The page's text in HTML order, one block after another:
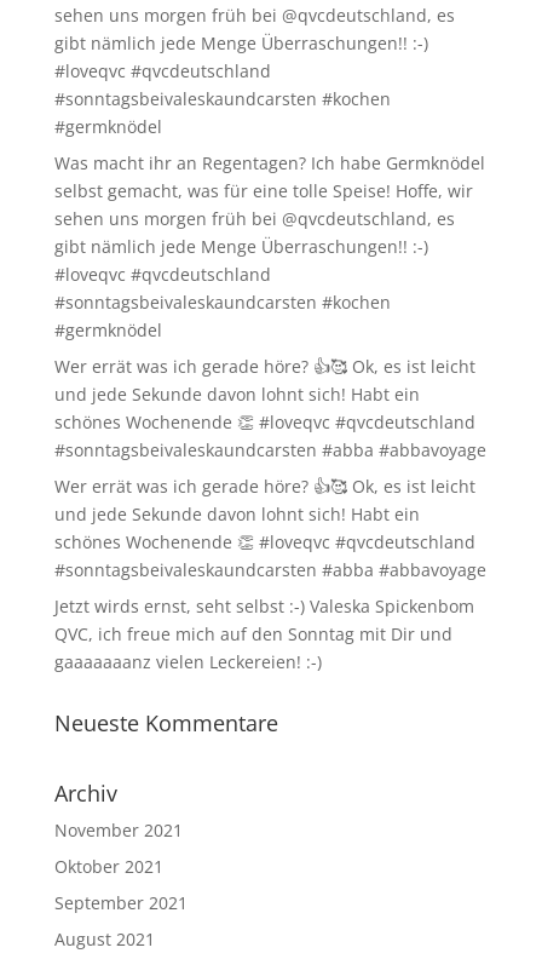
sehen uns morgen früh bei @qvcdeutschland, es
gibt nämlich jede Menge Überraschungen!! :-)
#loveqvc #qvcdeutschland
#sonntagsbeivaleskaundcarsten #kochen
#germknödel
Was macht ihr an Regentagen? Ich habe Germknödel
selbst gemacht, was für eine tolle Speise! Hoffe, wir
sehen uns morgen früh bei @qvcdeutschland, es
gibt nämlich jede Menge Überraschungen!! :-)
#loveqvc #qvcdeutschland
#sonntagsbeivaleskaundcarsten #kochen
#germknödel
Wer errät was ich gerade höre? 👍🥰 Ok, es ist leicht
und jede Sekunde davon lohnt sich! Habt ein
schönes Wochenende 👏 #loveqvc #qvcdeutschland
#sonntagsbeivaleskaundcarsten #abba #abbavoyage
Wer errät was ich gerade höre? 👍🥰 Ok, es ist leicht
und jede Sekunde davon lohnt sich! Habt ein
schönes Wochenende 👏 #loveqvc #qvcdeutschland
#sonntagsbeivaleskaundcarsten #abba #abbavoyage
Jetzt wirds ernst, seht selbst :-) Valeska Spickenbom
QVC, ich freue mich auf den Sonntag mit Dir und
gaaaaaaanz vielen Leckereien! :-)
Neueste Kommentare
Archiv
November 2021
Oktober 2021
September 2021
August 2021